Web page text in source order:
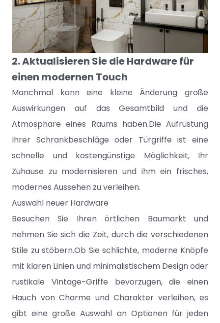
2. Aktualisieren Sie die Hardware für
einen modernen Touch
Manchmal kann eine kleine Änderung große
Auswirkungen auf das Gesamtbild und die
Atmosphäre eines Raums haben.Die Aufrüstung
Ihrer Schrankbeschläge oder Türgriffe ist eine
schnelle und kostengünstige Möglichkeit, Ihr
Zuhause zu modernisieren und ihm ein frisches,
modernes Aussehen zu verleihen.
Auswahl neuer Hardware
Besuchen Sie Ihren örtlichen Baumarkt und
nehmen Sie sich die Zeit, durch die verschiedenen
Stile zu stöbern.Ob Sie schlichte, moderne Knöpfe
mit klaren Linien und minimalistischem Design oder
rustikale Vintage-Griffe bevorzugen, die einen
Hauch von Charme und Charakter verleihen, es
gibt eine große Auswahl an Optionen für jeden